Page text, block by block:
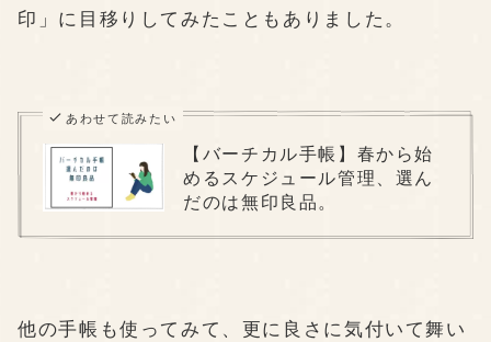
印」に目移りしてみたこともありました。
あわせて読みたい
【バーチカル手帳】春から始
めるスケジュール管理、選ん
だのは無印良品。
他の手帳も使ってみて、更に良さに気付いて舞い